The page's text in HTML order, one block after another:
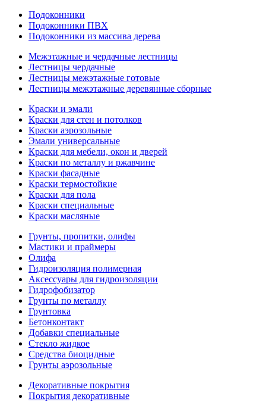
Подоконники
Подоконники ПВХ
Подоконники из массива дерева
Межэтажные и чердачные лестницы
Лестницы чердачные
Лестницы межэтажные готовые
Лестницы межэтажные деревянные сборные
Краски и эмали
Краски для стен и потолков
Краски аэрозольные
Эмали универсальные
Краски для мебели, окон и дверей
Краски по металлу и ржавчине
Краски фасадные
Краски термостойкие
Краски для пола
Краски специальные
Краски масляные
Грунты, пропитки, олифы
Мастики и праймеры
Олифа
Гидроизоляция полимерная
Аксессуары для гидроизоляции
Гидрофобизатор
Грунты по металлу
Грунтовка
Бетонконтакт
Добавки специальные
Стекло жидкое
Средства биоцидные
Грунты аэрозольные
Декоративные покрытия
Покрытия декоративные